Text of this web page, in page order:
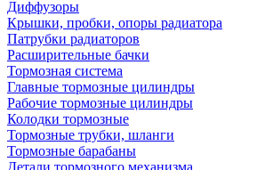
Диффузоры
Крышки, пробки, опоры радиатора
Патрубки радиаторов
Расширительные бачки
Тормозная система
Главные тормозные цилиндры
Рабочие тормозные цилиндры
Колодки тормозные
Тормозные трубки, шланги
Тормозные барабаны
Детали тормозного механизма